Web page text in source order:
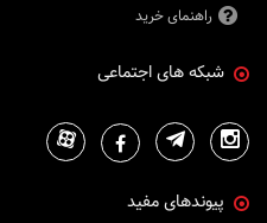
راهنمای خرید
شبکه های اجتماعی
پیوندهای مفید